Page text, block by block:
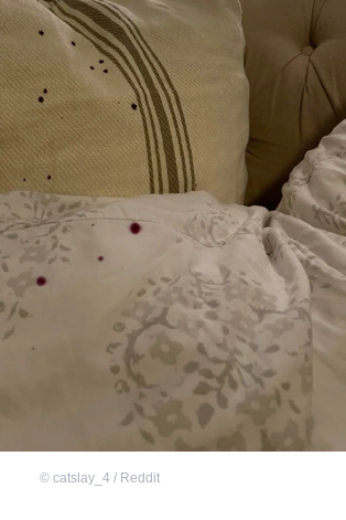
© catslay_4 / Reddit